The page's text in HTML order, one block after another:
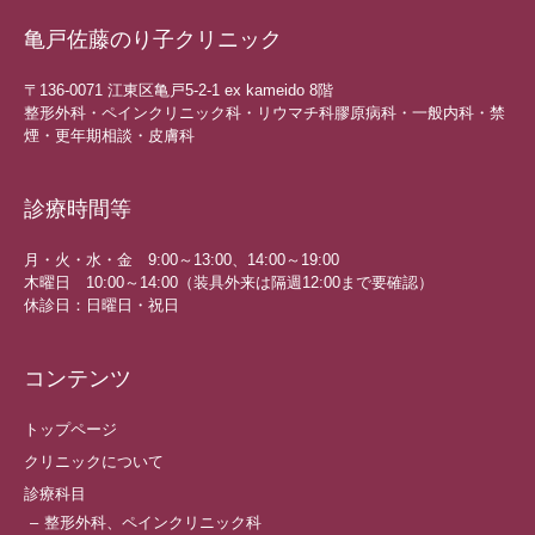
亀戸佐藤のり子クリニック
〒136-0071 江東区亀戸5-2-1 ex kameido 8階
整形外科・ペインクリニック科・リウマチ科膠原病科・一般内科・禁
煙・更年期相談・皮膚科
診療時間等
月・火・水・金 9:00～13:00、14:00～19:00
木曜日 10:00～14:00（装具外来は隔週12:00まで要確認）
休診日：日曜日・祝日
コンテンツ
トップページ
クリニックについて
診療科目
整形外科、ペインクリニック科